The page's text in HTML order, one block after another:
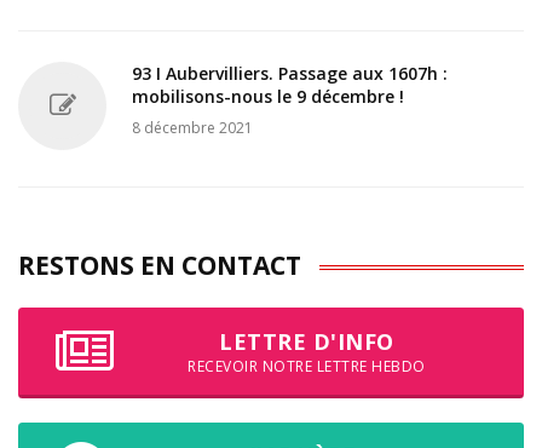
93 I Aubervilliers. Passage aux 1607h :
mobilisons-nous le 9 décembre !
8 décembre 2021
RESTONS EN CONTACT
LETTRE D'INFO
RECEVOIR NOTRE LETTRE HEBDO